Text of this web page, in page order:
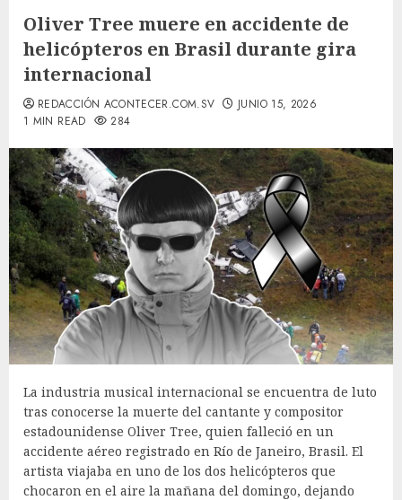
Oliver Tree muere en accidente de
helicópteros en Brasil durante gira
internacional
REDACCIÓN ACONTECER.COM.SV
JUNIO 15, 2026
1 MIN READ
284
La industria musical internacional se encuentra de luto
tras conocerse la muerte del cantante y compositor
estadounidense Oliver Tree, quien falleció en un
accidente aéreo registrado en Río de Janeiro, Brasil. El
artista viajaba en uno de los dos helicópteros que
chocaron en el aire la mañana del domingo, dejando